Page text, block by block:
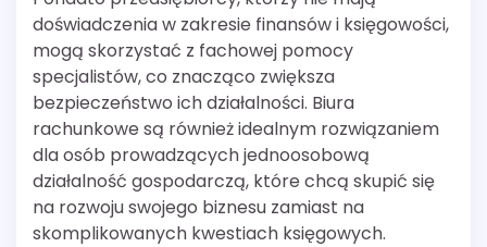
doświadczenia w zakresie finansów i księgowości,
mogą skorzystać z fachowej pomocy
specjalistów, co znacząco zwiększa
bezpieczeństwo ich działalności. Biura
rachunkowe są również idealnym rozwiązaniem
dla osób prowadzących jednoosobową
działalność gospodarczą, które chcą skupić się
na rozwoju swojego biznesu zamiast na
skomplikowanych kwestiach księgowych.